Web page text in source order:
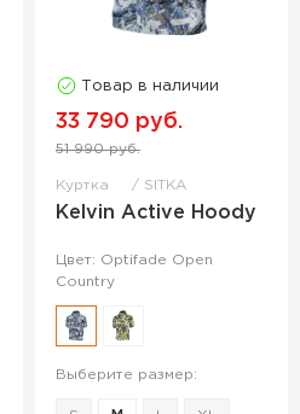
Товар в наличии
33 790 руб.
51 990 руб.
Куртка SITKA
Kelvin Active Hoody
Цвет: Optifade Open
Country
Выберите размер: